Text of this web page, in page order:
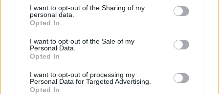
I want to opt-out of the Sharing of my
personal data.
Opted In
I want to opt-out of the Sale of my
Personal Data.
Opted In
I want to opt-out of processing my
Personal Data for Targeted Advertising.
Opted In
Συνεντεύξεις 18/11/2025
Τζεφ Μοντάνα: «Κανένας δεν μπορεί
να σου πει ποιος είσαι»